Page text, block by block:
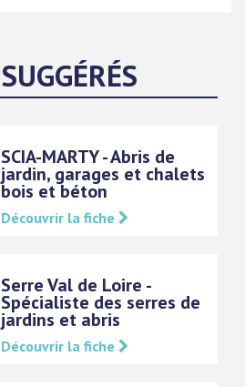
SUGGÉRÉS
SCIA-MARTY - Abris de
jardin, garages et chalets
bois et béton
Découvrir la fiche
Serre Val de Loire -
Spécialiste des serres de
jardins et abris
Découvrir la fiche